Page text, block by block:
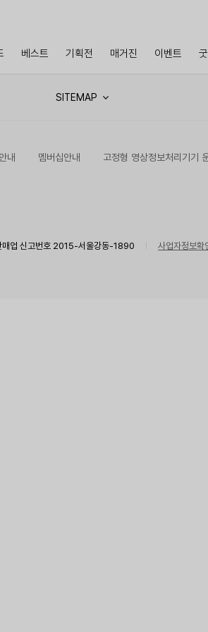
베스트 기획전 매거진 이벤트
SITEMAP
내 멤버십안내 고정형 영상정보처리기기
매업 신고번호 2015-서울강동-1890 사업자정보확